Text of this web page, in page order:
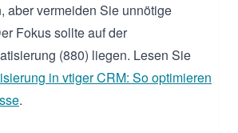
aber vermeiden Sie unnötige
Fokus sollte auf der
(880) liegen. Lesen Sie
in vtiger CRM: So optimieren
.